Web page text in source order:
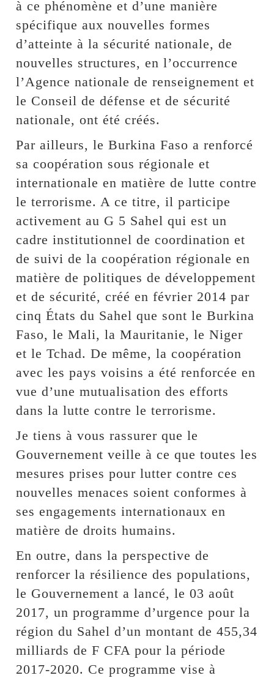
à ce phénomène et d’une manière
spécifique aux nouvelles formes
d’atteinte à la sécurité nationale, de
nouvelles structures, en l’occurrence
l’Agence nationale de renseignement et
le Conseil de défense et de sécurité
nationale, ont été créés.
Par ailleurs, le Burkina Faso a renforcé
sa coopération sous régionale et
internationale en matière de lutte contre
le terrorisme. A ce titre, il participe
activement au G 5 Sahel qui est un
cadre institutionnel de coordination et
de suivi de la coopération régionale en
matière de politiques de développement
et de sécurité, créé en février 2014 par
cinq États du Sahel que sont le Burkina
Faso, le Mali, la Mauritanie, le Niger
et le Tchad. De même, la coopération
avec les pays voisins a été renforcée en
vue d’une mutualisation des efforts
dans la lutte contre le terrorisme.
Je tiens à vous rassurer que le
Gouvernement veille à ce que toutes les
mesures prises pour lutter contre ces
nouvelles menaces soient conformes à
ses engagements internationaux en
matière de droits humains.
En outre, dans la perspective de
renforcer la résilience des populations,
le Gouvernement a lancé, le 03 août
2017, un programme d’urgence pour la
région du Sahel d’un montant de 455,34
milliards de F CFA pour la période
2017-2020. Ce programme vise à